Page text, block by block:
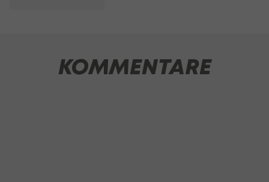
KOMMENTARE